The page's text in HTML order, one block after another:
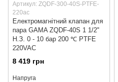
Артикул: ZQDF-300-40S-PTFE-
220ac
Електромагнітний клапан для
пара GAMA ZQDF-40S 1 1/2"
Н.З. 0 - 10 бар 200 ℃ PTFE
220VAC
8 419 грн
Напруга